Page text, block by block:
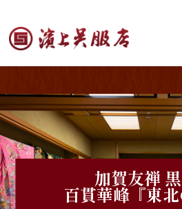
加賀友禅
百貫華峰『東北